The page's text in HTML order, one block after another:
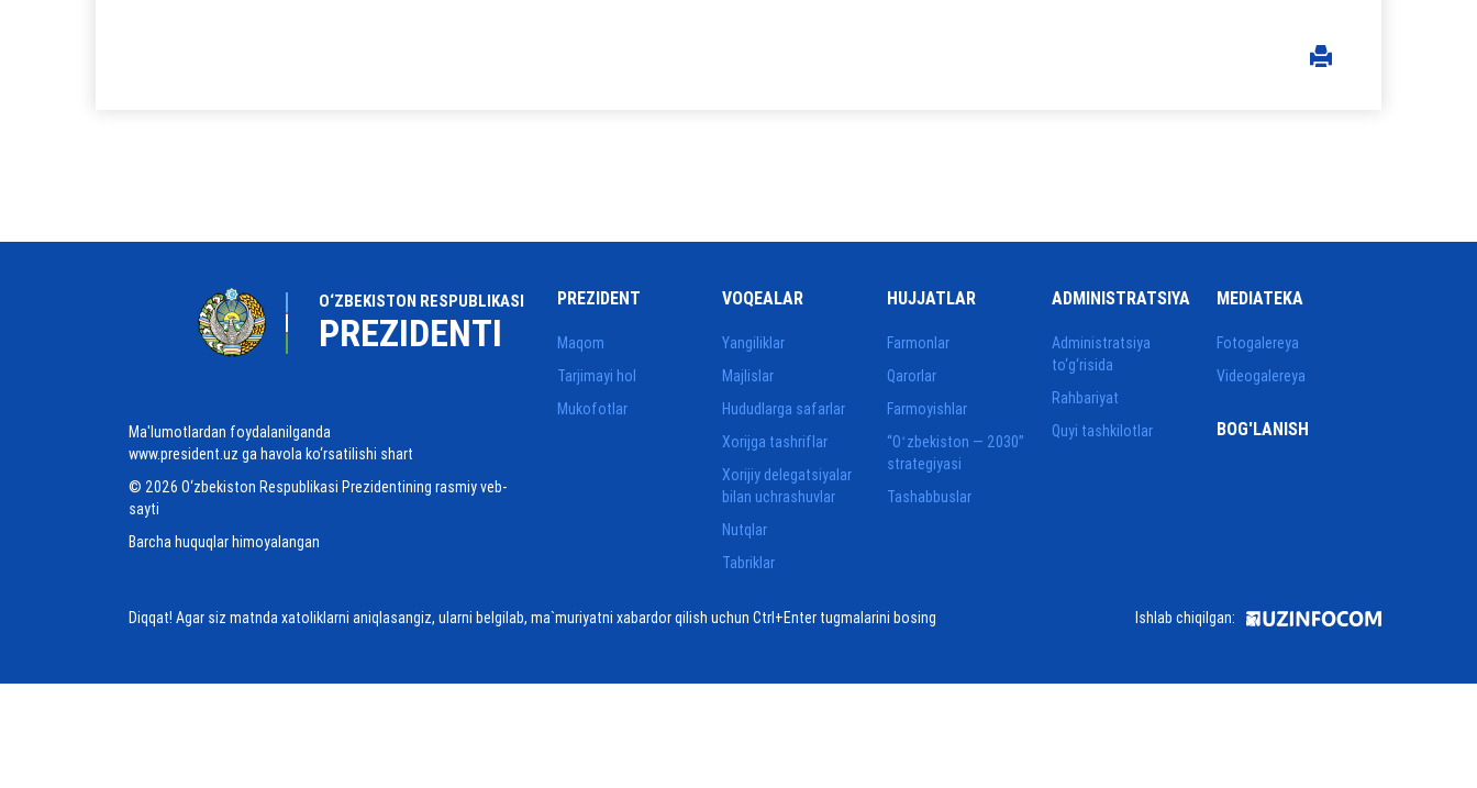
O‘ZBEKISTON RESPUBLIKASI
PREZIDENTI
Ma'lumotlardan foydalanilganda
www.president.uz ga havola ko‘rsatilishi shart
© 2026 O‘zbekiston Respublikasi Prezidentining rasmiy veb-
sayti
Barcha huquqlar himoyalangan
PREZIDENT
Maqom
Tarjimayi hol
Mukofotlar
VOQEALAR
Yangiliklar
Majlislar
Hududlarga safarlar
Xorijga tashriflar
Xorijiy delegatsiyalar
bilan uchrashuvlar
Nutqlar
Tabriklar
HUJJATLAR
Farmonlar
Qarorlar
Farmoyishlar
“Oʻzbekiston — 2030”
strategiyasi
Tashabbuslar
ADMINISTRATSIYA
Administratsiya
to‘g‘risida
Rahbariyat
Quyi tashkilotlar
MEDIATEKA
Fotogalereya
Videogalereya
BOG'LANISH
Diqqat! Agar siz matnda xatoliklarni aniqlasangiz, ularni belgilab, ma`muriyatni xabardor qilish uchun Ctrl+Enter tugmalarini bosing Ishlab chiqilgan: